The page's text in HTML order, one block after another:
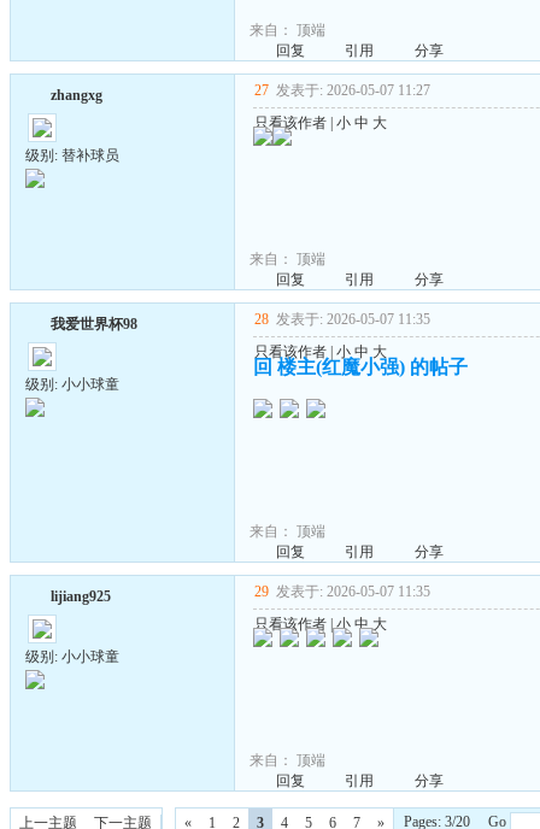
来自： 顶端
回复
引用 分享
zhangxg
级别: 替补球员
27 发表于: 2026-05-07 11:27
只看该作者 小 中 大
来自： 顶端
回复
引用 分享
我爱世界杯98
级别: 小小球童
28 发表于: 2026-05-07 11:35
只看该作者 小 中 大
回 楼主(红魔小强) 的帖子
来自： 顶端
回复
引用 分享
lijiang925
级别: 小小球童
29 发表于: 2026-05-07 11:35
只看该作者 |小 中 大
来自： 顶端
回复
引用 分享
上一主题 下一主题 « 1 2 3 4 5 6 7 » Pages: 3/20 Go